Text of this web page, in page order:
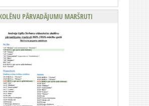
PĀRVADĀJUMU MARŠRUTI